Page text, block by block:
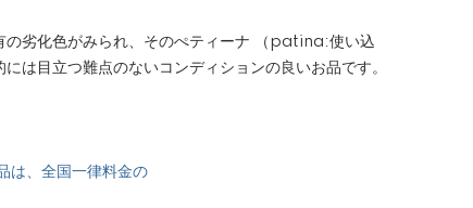
の劣化色がみられ、そのぺティーナ （patina:使い込
は目立つ難点のないコンディションの良いお品です。
、全国一律料金の